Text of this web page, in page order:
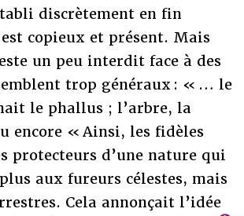
discrètement en fin
copieux et présent. Mais
un peu interdit face à des
trop généraux : « … le
le phallus ; l’arbre, la
encore « Ainsi, les fidèles
protecteurs d’une nature qui
aux fureurs célestes, mais
Cela annonçait l’idée